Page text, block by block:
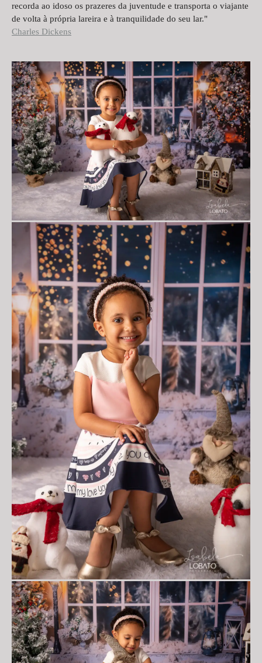
recorda ao idoso os prazeres da juventude e transporta o viajante
de volta à própria lareira e à tranquilidade do seu lar."
Charles Dickens